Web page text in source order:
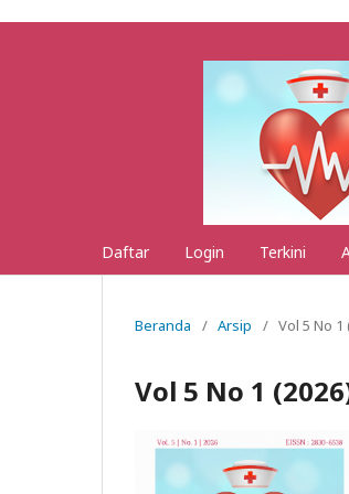
Daftar Login Terkini
Beranda / Arsip / Vol 5 No 1
Vol 5 No 1